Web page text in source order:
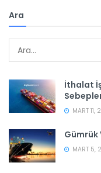
Ara
İthalat
MART 11,
Gümrük
MART 5,